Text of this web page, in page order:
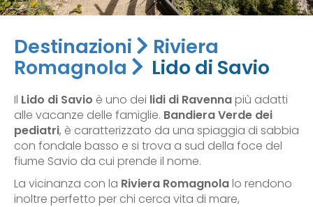
Destinazioni
Riviera
Romagnola
Lido di Savio
Il Lido di Savio è uno dei lidi di Ravennapiù adatti
alle vacanze delle famiglie. Bandiera Verde dei
pediatri, è caratterizzato da una spiaggia di sabbia
con fondale basso e si trova a sud della foce del
fiume Savio da cui prende il nome.
La vicinanza con la Riviera Romagnolalo rendono
inoltre perfetto per chi cerca vita di mare,